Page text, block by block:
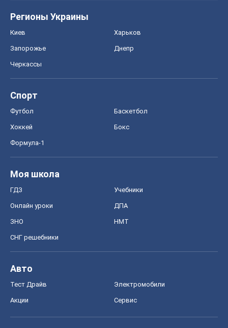
Регионы Украины
Киев Харьков
Запорожье Днепр
Черкассы
Спорт
Футбол Баскетбол
Хоккей Бокс
Формула-1
Моя школа
ГДЗ Учебники
Онлайн уроки ДПА
ЗНО НМТ
СНГ решебники
Авто
Тест Драйв Электромобили
Акции Сервис